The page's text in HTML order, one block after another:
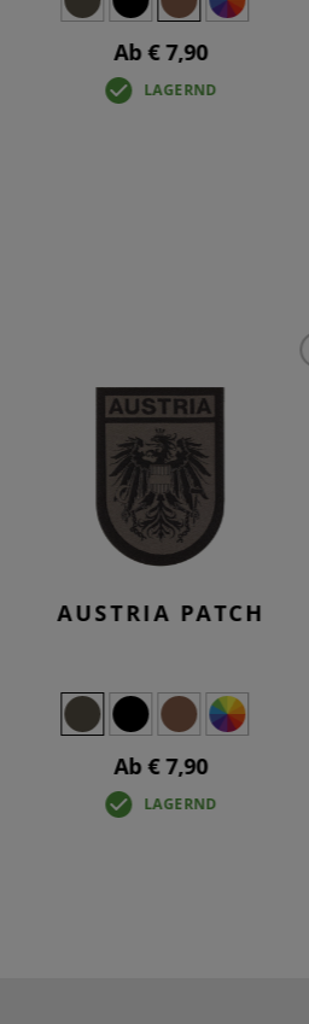
Ab € 7,90
LAGERND
AUSTRIA PATCH
Ab € 7,90
LAGERND